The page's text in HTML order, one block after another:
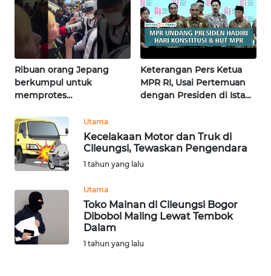
Ribuan orang Jepang
berkumpul untuk
memprotes
pertama di Fujisawa
Keterangan Pers Ketua
MPR RI, Usai Pertemuan
dengan Presiden di Istana
Utama
Kecelakaan Motor dan Truk di
Cileungsi, Tewaskan Pengendara
1 tahun yang lalu
Utama
Toko Mainan di Cileungsi Bogor
Dibobol Maling Lewat Tembok
Dalam
1 tahun yang lalu
KALTARA
WN
KALSEL
KALTIM
WN
SULSEL
GORONTALO
WN
SULUT